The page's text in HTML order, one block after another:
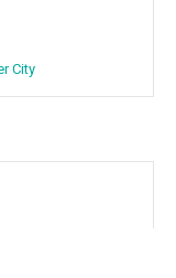
City